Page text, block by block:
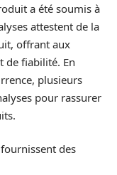
a été soumis à
attestent de la
offrant aux
de fiabilité. En
plusieurs
pour rassurer
des